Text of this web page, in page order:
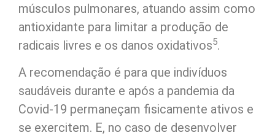
músculos pulmonares, atuando assim como
antioxidante para limitar a produção de
radicais livres e os danos oxidativos5.
A recomendação é para que indivíduos
saudáveis ​​durante e após a pandemia da
Covid-19 permaneçam fisicamente ativos e
se exercitem. E, no caso de desenvolver